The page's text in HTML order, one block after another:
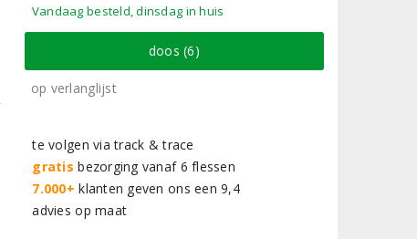
Vandaag besteld, dinsdag in huis
doos (6)
op verlanglijst
te volgen via track & trace
gratis bezorging vanaf 6 flessen
7.000+ klanten geven ons een 9,4
advies op maat